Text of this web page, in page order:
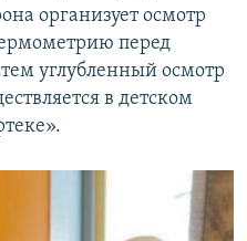
организует осмотр
перед
углубленный осмотр
в детском